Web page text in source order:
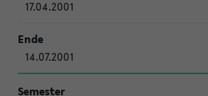
17.04.2001
14.07.2001